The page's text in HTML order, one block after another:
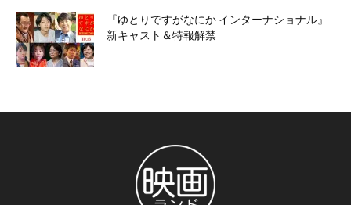
『ゆとりですがなにか インターナショナル』
新キャスト＆特報解禁